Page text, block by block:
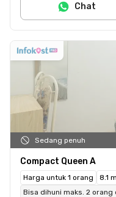
Chat
Sedang penuh
Compact Queen A
Harga untuk 1 orang
8.1
Bisa dihuni maks. 2